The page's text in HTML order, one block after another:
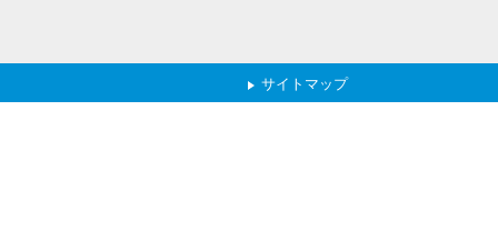
サイトマップ